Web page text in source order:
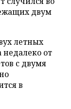
двум
летных
недалеко от
с двумя
в